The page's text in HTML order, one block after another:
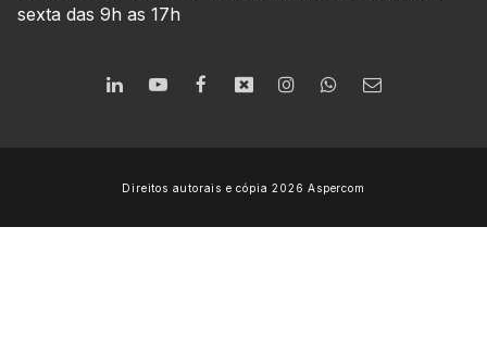
sexta das 9h as 17h
Direitos autorais e cópia 2026 Aspercom